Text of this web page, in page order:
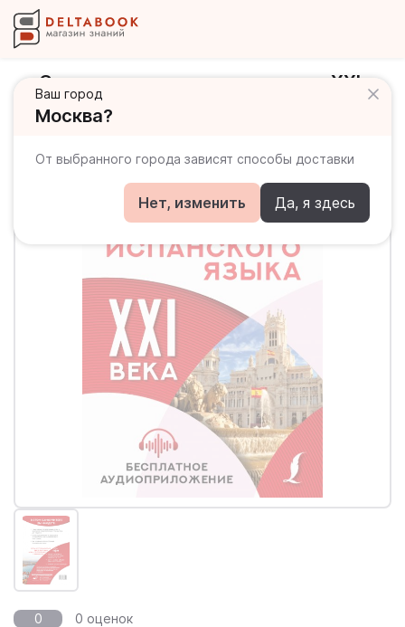
Ваш город
Москва?
От выбранного города зависят способы доставки
Нет, изменить Да, я здесь
Самоучитель испанского языка XXI
века
0 0 оценок